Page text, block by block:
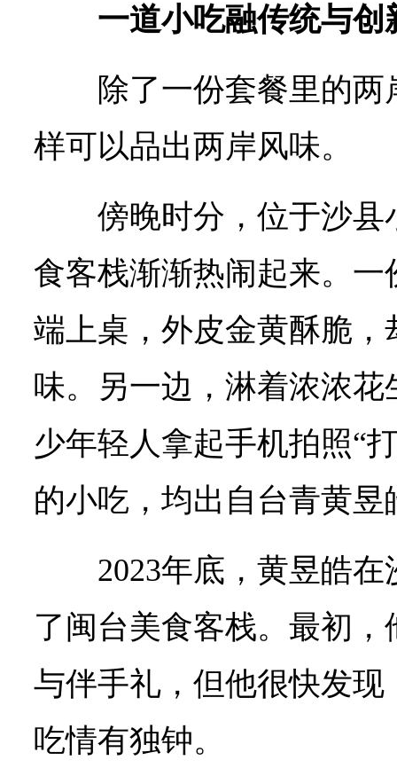
一道小吃融传统与创
除了一份套餐里的
样可以品出两岸风味。
傍晚时分，位于沙
食客栈渐渐热闹起来。一
端上桌，外皮金黄酥脆
味。另一边，淋着浓浓
少年轻人拿起手机拍照“
的小吃，均出自台青黄昱
2023年底，黄昱皓
了闽台美食客栈。最初
与伴手礼，但他很快发
吃情有独钟。